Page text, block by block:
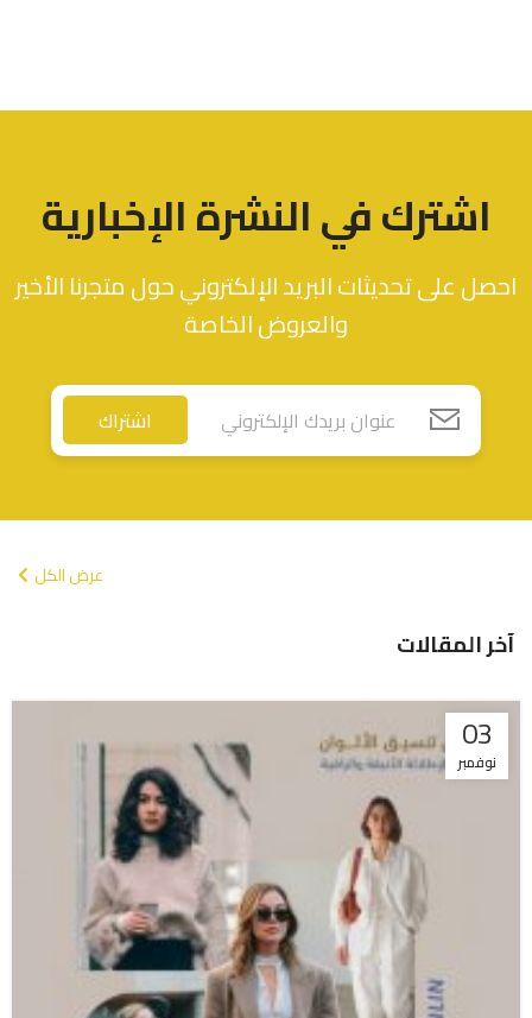
اشترك في النشرة الإخبارية
احصل على تحديثات البريد الإلكتروني حول متجرنا الأخير
والعروض الخاصة
اشتراك
عرض الكل
آخر المقالات
03
نوفمبر